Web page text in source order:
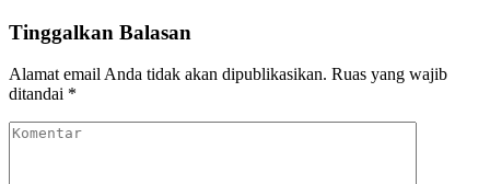
Tinggalkan Balasan
Alamat email Anda tidak akan dipublikasikan. Ruas yang wajib
ditandai *